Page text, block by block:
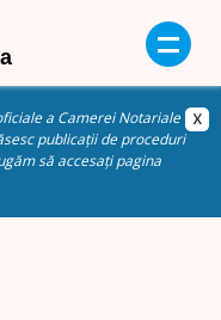
a Camerei Notariale
publicații de proceduri
să accesați pagina